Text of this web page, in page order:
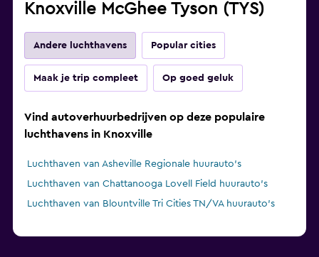
Knoxville McGhee Tyson (TYS)
Andere luchthavens Popular cities
Maak je trip compleet Op goed geluk
Vind autoverhuurbedrijven op deze populaire
luchthavens in Knoxville
Luchthaven van Asheville Regionale huurauto's
Luchthaven van Chattanooga Lovell Field huurauto's
Luchthaven van Blountville Tri Cities TN/VA huurauto's